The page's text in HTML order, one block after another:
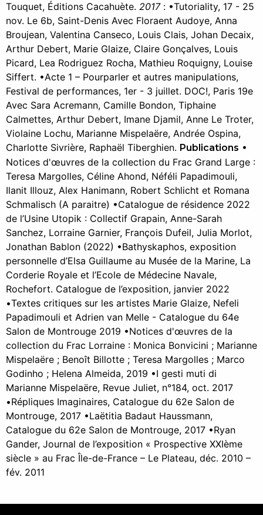
Touquet, Éditions Cacahuète. 2017: •Tutoriality, 17 - 25
nov. Le 6b, Saint-Denis Avec Floraent Audoye, Anna
Broujean, Valentina Canseco, Louis Clais, Johan Decaix,
Arthur Debert, Marie Glaize, Claire Gonçalves, Louis
Picard, Lea Rodriguez Rocha, Mathieu Roquigny, Louise
Siffert. •Acte 1 – Pourparler et autres manipulations,
Festival de performances, 1er - 3 juillet. DOC!, Paris 19e
Avec Sara Acremann, Camille Bondon, Tiphaine
Calmettes, Arthur Debert, Imane Djamil, Anne Le Troter,
Violaine Lochu, Marianne Mispelaëre, Andrée Ospina,
Charlotte Sivrière, Raphaël Tiberghien. Publications •
Notices d'œuvres de la collection du Frac Grand Large :
Teresa Margolles, Céline Ahond, Néféli Papadimouli,
Ilanit Illouz, Alex Hanimann, Robert Schlicht et Romana
Schmalisch (A paraitre) •Catalogue de résidence 2022
de l’Usine Utopik : Collectif Grapain, Anne-Sarah
Sanchez, Lorraine Garnier, François Dufeil, Julia Morlot,
Jonathan Bablon (2022) •Bathyskaphos, exposition
personnelle d’Elsa Guillaume au Musée de la Marine, La
Corderie Royale et l’Ecole de Médecine Navale,
Rochefort. Catalogue de l’exposition, janvier 2022
•Textes critiques sur les artistes Marie Glaize, Nefeli
Papadimouli et Adrien van Melle - Catalogue du 64e
Salon de Montrouge 2019 •Notices d'œuvres de la
collection du Frac Lorraine : Monica Bonvicini ; Marianne
Mispelaëre ; Benoît Billotte ; Teresa Margolles ; Marco
Godinho ; Helena Almeida, 2019 •I gesti muti di
Marianne Mispelaëre, Revue Juliet, n°184, oct. 2017
•Répliques Imaginaires, Catalogue du 62e Salon de
Montrouge, 2017 •Laëtitia Badaut Haussmann,
Catalogue du 62e Salon de Montrouge, 2017 •Ryan
Gander, Journal de l’exposition « Prospective XXIème
siècle » au Frac Île-de-France – Le Plateau, déc. 2010 –
fév. 2011